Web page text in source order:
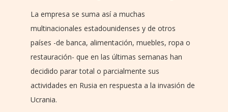
La empresa se suma así a muchas
multinacionales estadounidenses y de otros
países -de banca, alimentación, muebles, ropa o
restauración- que en las últimas semanas han
decidido parar total o parcialmente sus
actividades en Rusia en respuesta a la invasión de
Ucrania.